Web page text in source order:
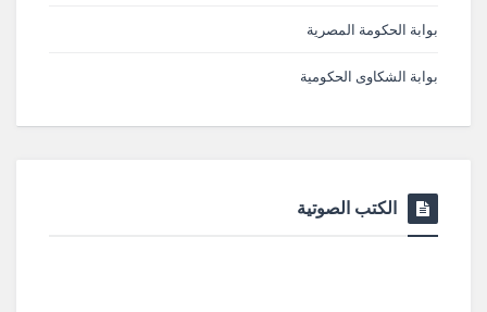
بوابة الحكومة المصرية
بوابة الشكاوى الحكومية
الكتب الصوتية